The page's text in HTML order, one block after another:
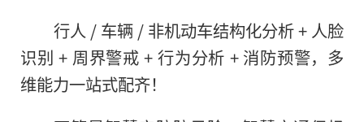
行人 / 车辆 / 非机动车结构化分析 + 人脸
识别 + 周界警戒 + 行为分析 + 消防预警，多
维能力一站式配齐！